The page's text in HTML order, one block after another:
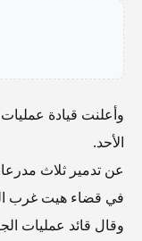
وأعلنت قيادة عمليات
الأحد.
عن تدمير ثلاث
في قضاء هيت غرب
وقال قائد عمليات